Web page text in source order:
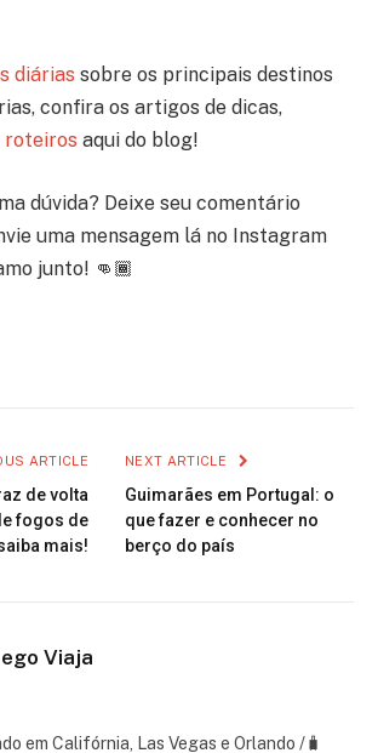
diárias sobre os principais destinos
confira os artigos de dicas,
roteiros aqui do blog!
dúvida? Deixe seu comentário
uma mensagem lá no Instagram
junto! 👊🏾
ARTICLE
de volta
fogos de
mais!
NEXT ARTICLE
Guimarães em Portugal: o
que fazer e conhecer no
berço do país
Viaja
em Califórnia, Las Vegas e Orlando /🧳